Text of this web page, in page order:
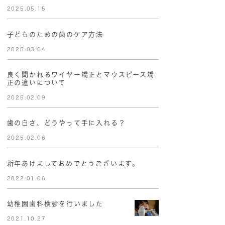
2025.05.15
子どものための歯のケア方法
2025.03.04
良く聞かれるワイヤー矯正とマウスピース矯
正の違いについて
2025.02.09
歯の白さ、どうやって手に入れる？
2025.02.06
新年あけましておめでとうございます。
2022.01.06
幼稚園歯科検診を行いました
2021.10.27